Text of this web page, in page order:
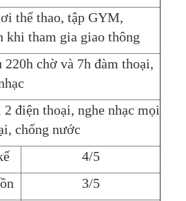
thể thao, tập GYM,
khi tham gia giao thông
220h chờ và 7h đàm thoại,
điện thoại, nghe nhạc mọi
chống nước
4/5
3/5